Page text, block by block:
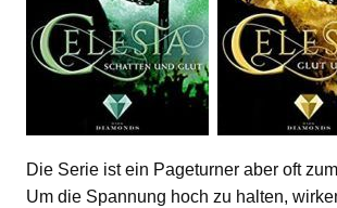
Die Serie ist ein Pageturner aber oft
Um die Spannung hoch zu halten,